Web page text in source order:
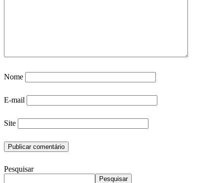
Nome
E-mail
Site
Pesquisar
Pesquisar